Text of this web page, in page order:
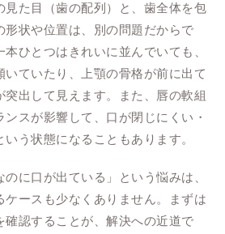
見た目（歯の配列）と、歯全体を包
形状や位置は、別の問題だからで
ひとつはきれいに並んでいても、
いていたり、上顎の骨格が前に出て
突出して見えます。また、唇の軟組
スが影響して、口が閉じにくい・
う状態になることもあります。
のに口が出ている」という悩みは、
ケースも少なくありません。まずは
確認することが、解決への近道で